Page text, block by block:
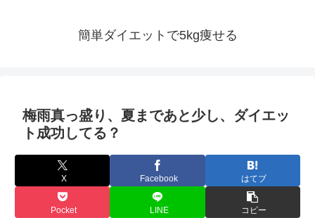
簡単ダイエットで5kg痩せる
梅雨真っ盛り、夏まであと少し、ダイエッ
ト成功してる？
X Facebook はてブ
Pocket LINE コピー